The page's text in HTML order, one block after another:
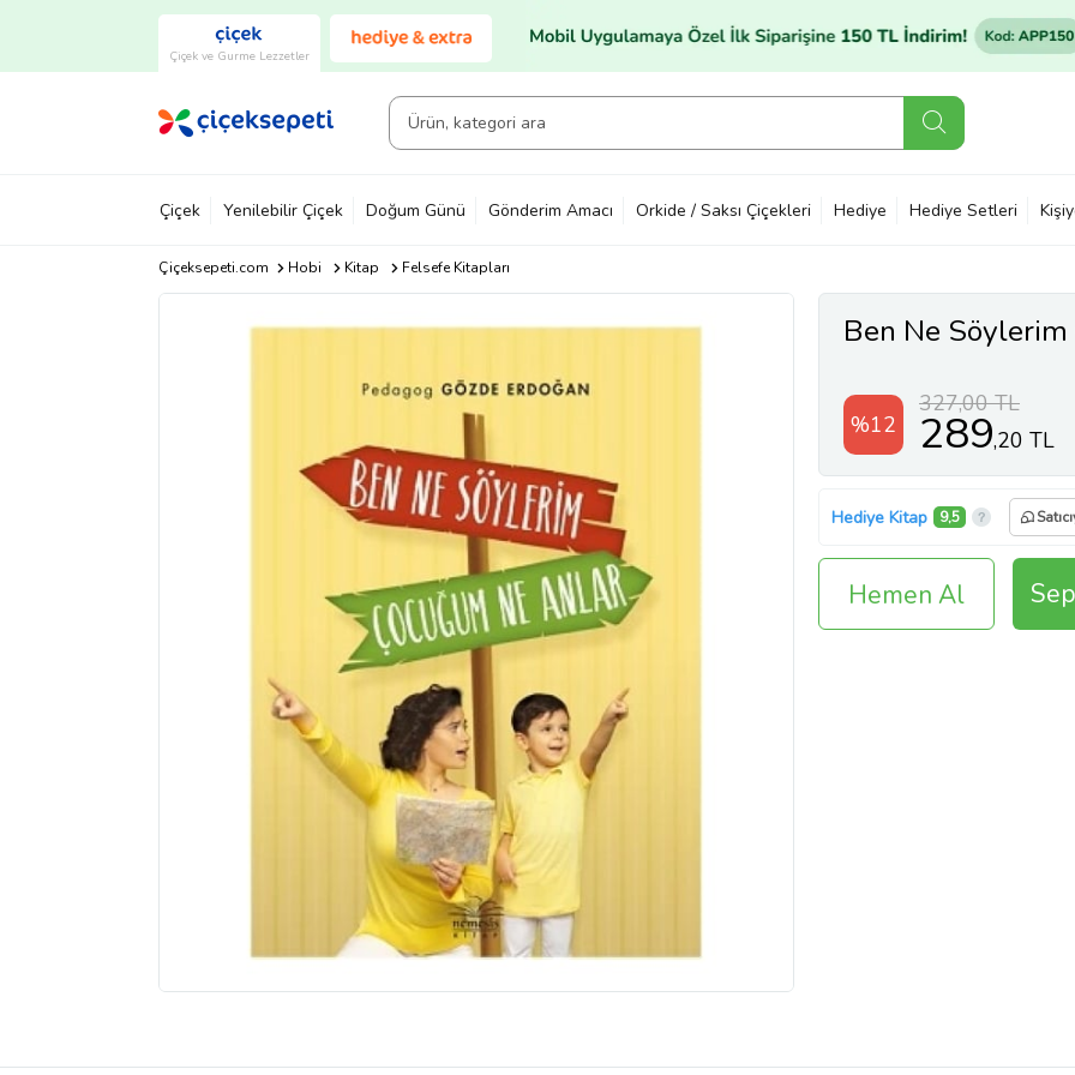
Çiçek ve Gurme Lezzetler
Çiçek Yenilebilir Çiçek Doğum Günü Gönderim Amacı Orkide / Saksı Çiçekleri Hediye Hediye Setleri
Çiçeksepeti.com Hobi Kitap Felsefe Kitapları
Ben Ne
%12
327,00 TL
289,20 TL
Hediye Kitap 9,5
Hemen Al